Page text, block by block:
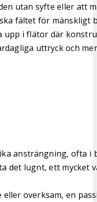
utan syfte eller att
fältet för mänskligt
upp i flätor där
uttryck och
ansträngning, ofta i
det lugnt, ett mycket
overksam, en